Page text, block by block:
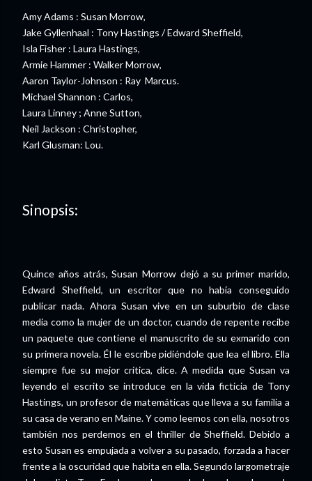
Amy Adams : Susan Morrow,
Jake Gyllenhaal : Tony Hastings / Edward Sheffield,
Isla Fisher : Laura Hastings,
Armie Hammer : Walker Morrow,
Aaron Taylor-Johnson : Ray Marcus.
Michael Shannon : Carlos,
Laura Linney ; Anne Sutton,
Neil Jackson : Christopher,
Karl Glusman: Lou.
Sinopsis:
Quince años atrás, Susan Morrow dejó a su primer marido,
Edward Sheffield, un escritor que no había conseguido
publicar nada. Ahora Susan vive en un suburbio de clase
media como la mujer de un doctor, cuando de repente recibe
un paquete que contiene el manuscrito de su exmarido con
su primera novela. Él le escribe pidiéndole que lea el libro. Ella
siempre fue su mejor crítica, dice. A medida que Susan va
leyendo el escrito se introduce en la vida ficticia de Tony
Hastings, un profesor de matemáticas que lleva a su familia a
su casa de verano en Maine. Y como leemos con ella, nosotros
también nos perdemos en el thriller de Sheffield. Debido a
esto Susan es empujada a volver a su pasado, forzada a hacer
frente a la oscuridad que habita en ella. Segundo largometraje